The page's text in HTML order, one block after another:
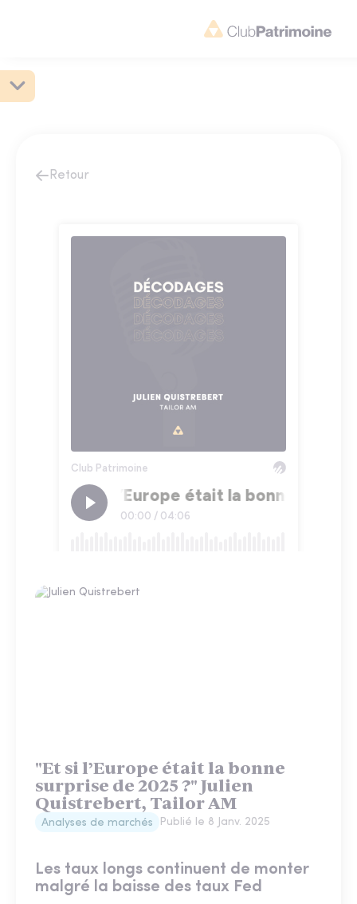
Retour
"Et si l’Europe était la bonne
surprise de 2025 ?" Julien
Quistrebert, Tailor AM
Analyses de marchés Publié le 8 Janv. 2025
Les taux longs continuent de monter
malgré la baisse des taux Fed